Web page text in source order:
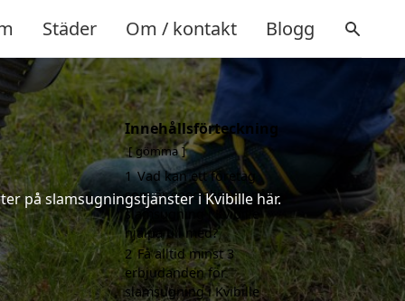
Städer Om / kontakt Blogg
på slamsugningstjänster i Kvibille här.
Innehållsförteckning
gömma
1 Vad kan ett företag
som är specialiserat på
slamsugning i Kvibille
hjälpa till med?
2 Få alltid minst 3
erbjudanden för
slamsugning i Kvibille